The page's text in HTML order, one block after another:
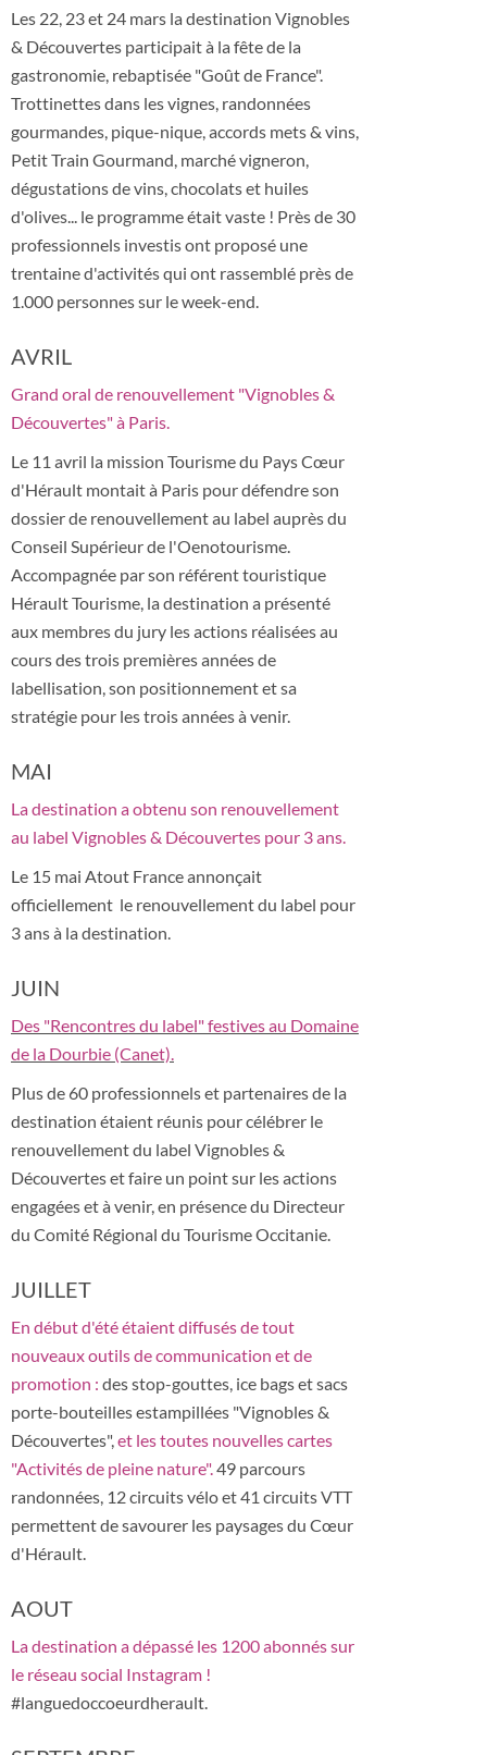
Les 22, 23 et 24 mars la destination Vignobles
& Découvertes participait à la fête de la
gastronomie, rebaptisée "Goût de France".
Trottinettes dans les vignes, randonnées
gourmandes, pique-nique, accords mets & vins,
Petit Train Gourmand, marché vigneron,
dégustations de vins, chocolats et huiles
d'olives... le programme était vaste ! Près de 30
professionnels investis ont proposé une
trentaine d'activités qui ont rassemblé près de
1.000 personnes sur le week-end.
AVRIL
Grand oral de renouvellement "Vignobles &
Découvertes" à Paris.
Le 11 avril la mission Tourisme du Pays Cœur
d'Hérault montait à Paris pour défendre son
dossier de renouvellement au label auprès du
Conseil Supérieur de l'Oenotourisme.
Accompagnée par son référent touristique
Hérault Tourisme, la destination a présenté
aux membres du jury les actions réalisées au
cours des trois premières années de
labellisation, son positionnement et sa
stratégie pour les trois années à venir.
MAI
La destination a obtenu son renouvellement
au label Vignobles & Découvertes pour 3 ans.
Le 15 mai Atout France annonçait
officiellement le renouvellement du label pour
3 ans à la destination.
JUIN
Des "Rencontres du label" festives au Domaine
de la Dourbie (Canet).
Plus de 60 professionnels et partenaires de la
destination étaient réunis pour célébrer le
renouvellement du label Vignobles &
Découvertes et faire un point sur les actions
engagées et à venir, en présence du Directeur
du Comité Régional du Tourisme Occitanie.
JUILLET
En début d'été étaient diffusés de tout
nouveaux outils de communication et de
promotion : des stop-gouttes, ice bags et sacs
porte-bouteilles estampillées "Vignobles &
Découvertes",et les toutes nouvelles cartes
"Activités de pleine nature".49 parcours
randonnées, 12 circuits vélo et 41 circuits VTT
permettent de savourer les paysages du Cœur
d'Hérault.
AOUT
La destination a dépassé les 1200 abonnés sur
le réseau social Instagram !
#languedoccoeurdherault.